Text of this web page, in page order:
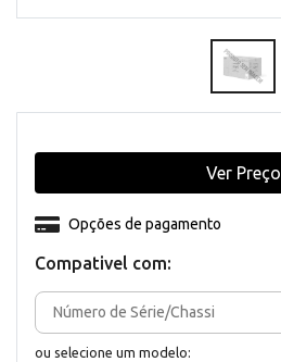
Compativel com:
ou selecione um modelo:
Opções de pagamento
Ver Preço